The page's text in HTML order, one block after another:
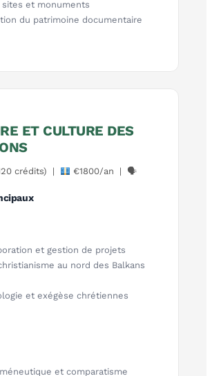
sites et monuments
du patrimoine documentaire
ET CULTURE DES
crédits) | €1800/an | 🗣
et gestion de projets
au nord des Balkans
et exégèse chrétiennes
et comparatisme